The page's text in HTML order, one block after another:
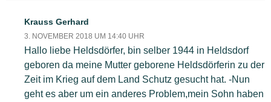
Krauss Gerhard
3. NOVEMBER 2018 UM 14:40 UHR
Hallo liebe Heldsdörfer, bin selber 1944 in Heldsdorf
geboren da meine Mutter geborene Heldsdörferin zu der
Zeit im Krieg auf dem Land Schutz gesucht hat. -Nun
geht es aber um ein anderes Problem,mein Sohn haben